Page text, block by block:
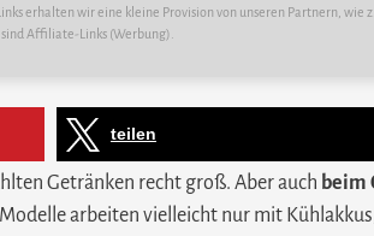
erhalten wir eine kleine Provision von unseren Partnern, wie
Affiliate-Links (Werbung).
teilen
Getränken recht groß. Aber auch beim
arbeiten vielleicht nur mit